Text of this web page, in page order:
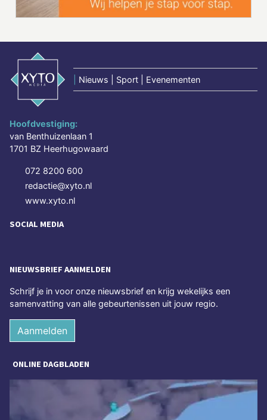
Nieuws | Sport | Evenementen
Hoofdvestiging:
van Benthuizenlaan 1
1701 BZ Heerhugowaard
072 8200 600
redactie@xyto.nl
www.xyto.nl
SOCIAL MEDIA
NIEUWSBRIEF AANMELDEN
Schrijf je in voor onze nieuwsbrief en krijg wekelijks een
samenvatting van alle gebeurtenissen uit jouw regio.
Aanmelden
ONLINE DAGBLADEN